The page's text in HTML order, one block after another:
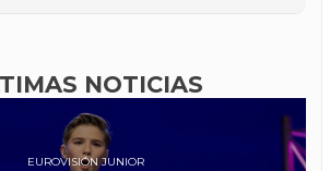
NOTICIAS
EUROVISIÓN JUNIOR